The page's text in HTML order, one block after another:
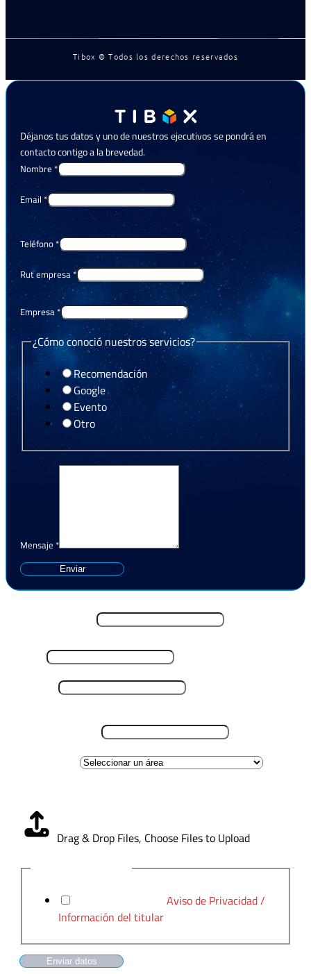
Tibox © Todos los derechos reservados
Déjanos tus datos y uno de nuestros ejecutivos se pondrá en
contacto contigo a la brevedad.
Nombre *
Email *
Teléfono *
Rut empresa *
Empresa *
¿Cómo conoció nuestros servicios?
Recomendación
Google
Evento
Otro
Mensaje *
Enviar
Drag & Drop Files, Choose Files to Upload
Aviso de Privacidad /
Información del titular
Enviar datos